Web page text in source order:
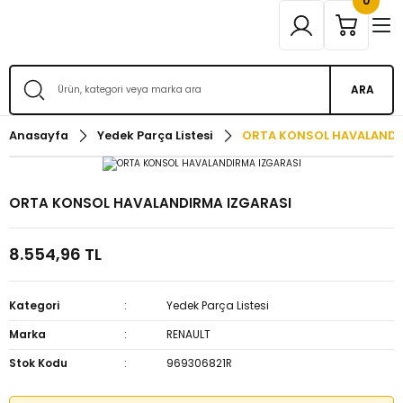
ARA
Anasayfa Yedek Parça Listesi ORTA KONSOL
ORTA KONSOL HAVALANDIRMA IZGARASI
8.554,96 TL
Kategori
Yedek Parça Listesi
Marka
RENAULT
Stok Kodu
969306821R